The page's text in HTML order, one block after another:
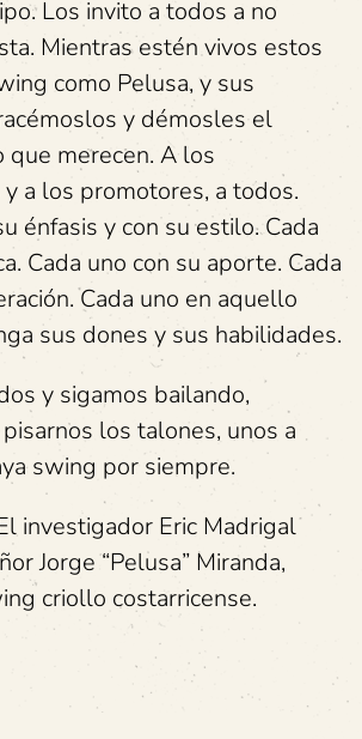
Los invito a todos a no
Mientras estén vivos estos
como Pelusa, y sus
y démosles el
que merecen. A los
a los promotores, a todos.
énfasis y con su estilo. Cada
Cada uno con su aporte. Cada
Cada uno en aquello
sus dones y sus habilidades.
y sigamos bailando,
los talones, unos a
swing por siempre.
investigador Eric Madrigal
Jorge “Pelusa” Miranda,
criollo costarricense.